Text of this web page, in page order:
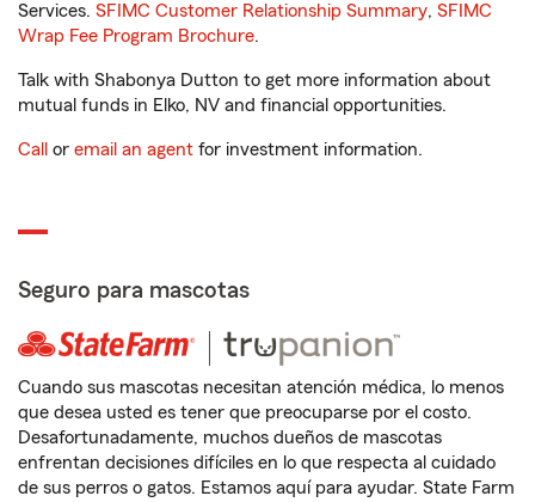
Services. SFIMC Customer Relationship Summary, SFIMC
Wrap Fee Program Brochure.
Talk with Shabonya Dutton to get more information about
mutual funds in Elko, NV and financial opportunities.
Call or email an agent for investment information.
Seguro para mascotas
Cuando sus mascotas necesitan atención médica, lo menos
que desea usted es tener que preocuparse por el costo.
Desafortunadamente, muchos dueños de mascotas
enfrentan decisiones difíciles en lo que respecta al cuidado
de sus perros o gatos. Estamos aquí para ayudar. State Farm